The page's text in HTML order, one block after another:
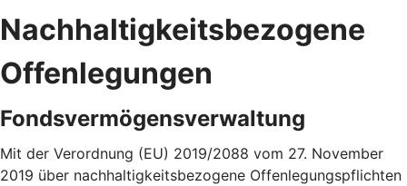
Nachhaltigkeitsbezogene
Offenlegungen
Fondsvermögensverwaltung
Mit der Verordnung (EU) 2019/2088 vom 27. November
2019 über nachhaltigkeitsbezogene Offenlegungspflichten